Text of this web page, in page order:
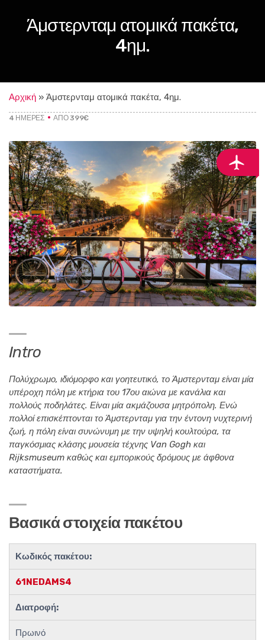
Άμστερνταμ ατομικά πακέτα,
4ημ.
Αρχική » Άμστερνταμ ατομικά πακέτα, 4ημ.
4 ΗΜΈΡΕΣ ΑΠΌ 399€
Intro
Πολύχρωμο, ιδιόμορφο και γοητευτικό, το Άμστερνταμ είναι μία
υπέροχη πόλη με κτήρια του 17ου αιώνα με κανάλια και
πολλούς ποδηλάτες. Είναι μία ακμάζουσα μητρόπολη. Ενώ
πολλοί επισκέπτονται το Άμστερνταμ για την έντονη νυχτερινή
ζωή, η πόλη είναι συνώνυμη με την υψηλή κουλτούρα, τα
παγκόσμιας κλάσης μουσεία τέχνης Van Gogh και
Rijksmuseum καθώς και εμπορικούς δρόμους με άφθονα
καταστήματα.
Βασικά στοιχεία πακέτου
Κωδικός πακέτου:
61NEDAMS4
Διατροφή:
Πρωινό